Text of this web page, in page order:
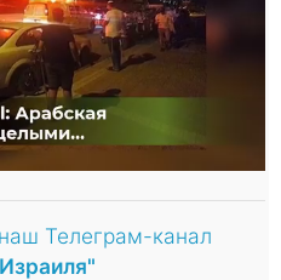
Телеграм-канал